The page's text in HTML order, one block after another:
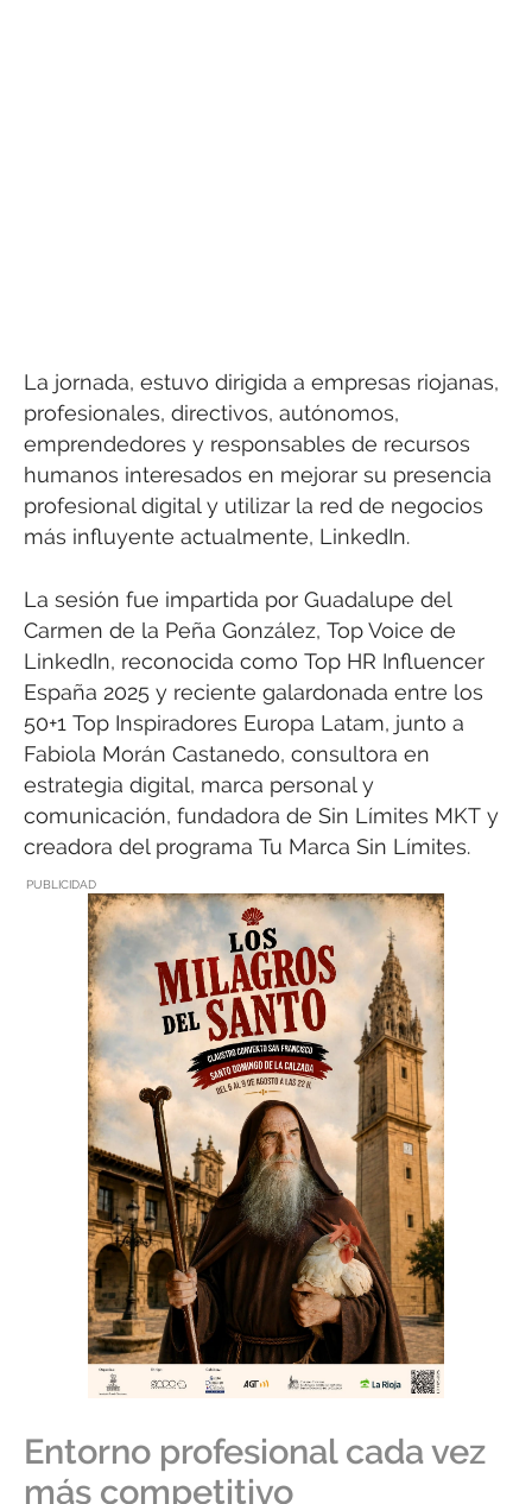
La jornada, estuvo dirigida a empresas riojanas,
profesionales, directivos, autónomos,
emprendedores y responsables de recursos
humanos interesados en mejorar su presencia
profesional digital y utilizar la red de negocios
más influyente actualmente, LinkedIn.
La sesión fue impartida por Guadalupe del
Carmen de la Peña González, Top Voice de
LinkedIn, reconocida como Top HR Influencer
España 2025 y reciente galardonada entre los
50+1 Top Inspiradores Europa Latam, junto a
Fabiola Morán Castanedo, consultora en
estrategia digital, marca personal y
comunicación, fundadora de Sin Límites MKT y
creadora del programa Tu Marca Sin Límites.
PUBLICIDAD
Entorno profesional cada vez
más competitivo